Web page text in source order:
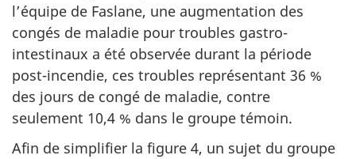
l’équipe de Faslane, une augmentation des
congés de maladie pour troubles gastro-
intestinaux a été observée durant la période
post-incendie, ces troubles représentant 36 %
des jours de congé de maladie, contre
seulement 10,4 % dans le groupe témoin.
Afin de simplifier la figure 4, un sujet du groupe